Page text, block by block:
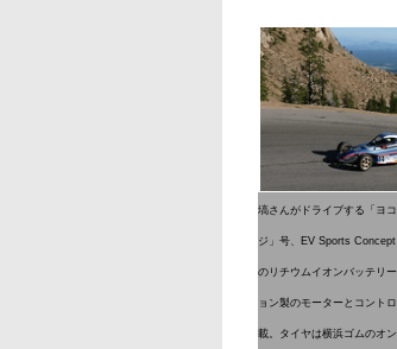
塙さんがドライブする「ヨ
ジ」号、EV Sports
のリチウムイオンバッテリ
ョン製のモーターとコント
載。タイヤは横浜ゴムのオ